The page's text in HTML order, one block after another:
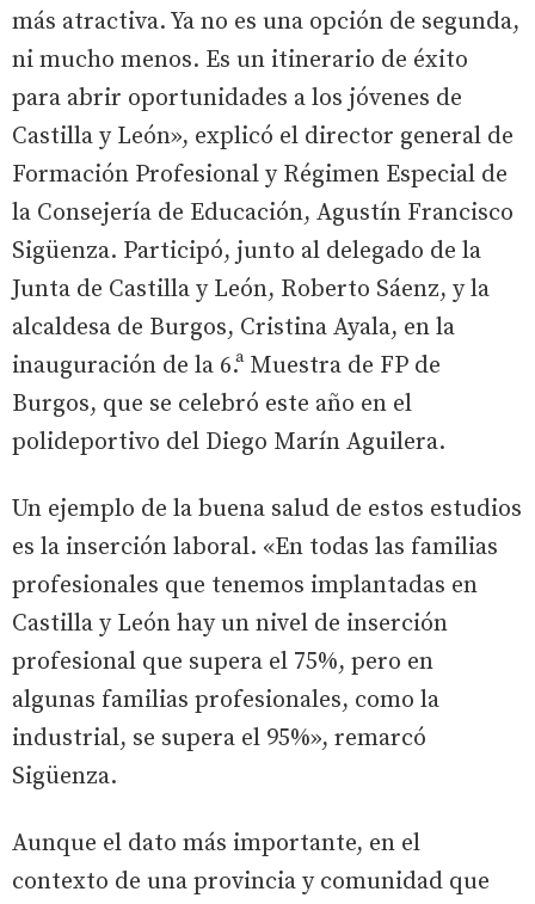
más atractiva. Ya no es una opción de segunda,
ni mucho menos. Es un itinerario de éxito
para abrir oportunidades a los jóvenes de
Castilla y León», explicó el director general de
Formación Profesional y Régimen Especial de
la Consejería de Educación, Agustín Francisco
Sigüenza. Participó, junto al delegado de la
Junta de Castilla y León, Roberto Sáenz, y la
alcaldesa de Burgos, Cristina Ayala, en la
inauguración de la 6.ª Muestra de FP de
Burgos, que se celebró este año en el
polideportivo del Diego Marín Aguilera.
Un ejemplo de la buena salud de estos estudios
es la inserción laboral. «En todas las familias
profesionales que tenemos implantadas en
Castilla y León hay un nivel de inserción
profesional que supera el 75%, pero en
algunas familias profesionales, como la
industrial, se supera el 95%», remarcó
Sigüenza.
Aunque el dato más importante, en el
contexto de una provincia y comunidad que